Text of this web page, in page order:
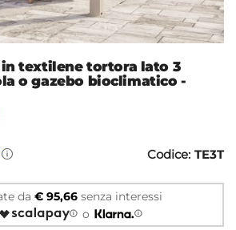
in textilene tortora lato 3
o gazebo bioclimatico -
Codice: TE3T
da € 95,66 senza interessi
o